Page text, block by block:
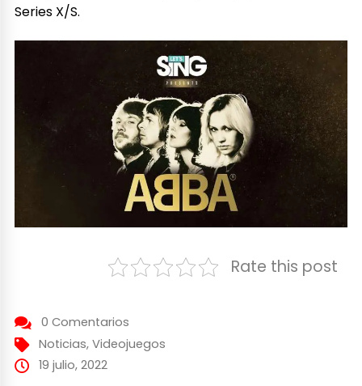
Series X/S.
Rate this post
0 Comentarios
Noticias, Videojuegos
19 julio, 2022